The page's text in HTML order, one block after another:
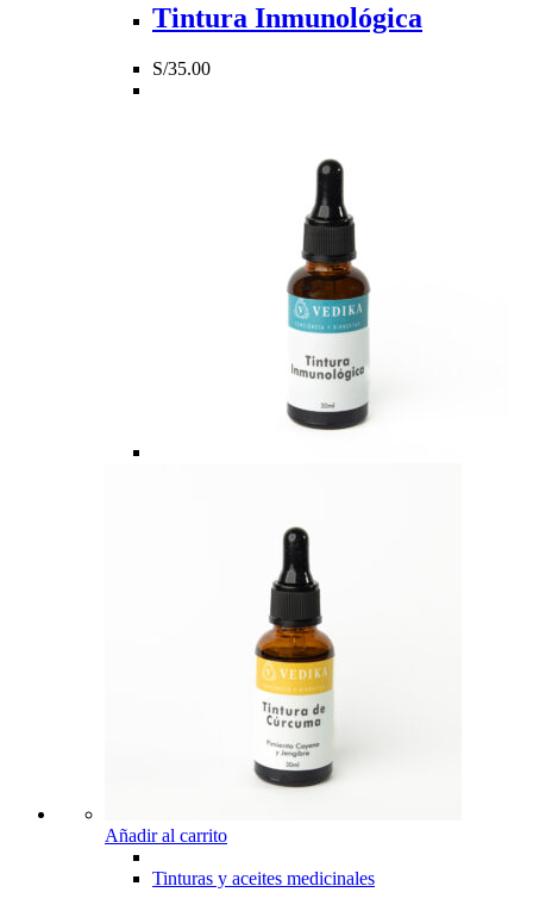
Tintura Inmunológica
S/35.00
Añadir al carrito
Tinturas y aceites medicinales